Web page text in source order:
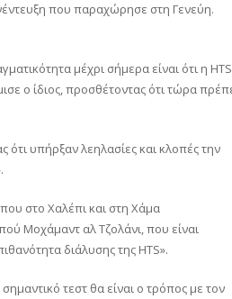
που παραχώρησε στη Γενεύη.
μέχρι σήμερα είναι ότι η HTS
ο ίδιος, προσθέτοντας ότι τώρα
ότι υπήρξαν λεηλασίες και κλοπές την
στο Χαλέπι και στη Χάμα
Μοχάμαντ αλ Τζολάνι, που είναι
διάλυσης της HTS».
τεστ θα είναι ο τρόπος με τον